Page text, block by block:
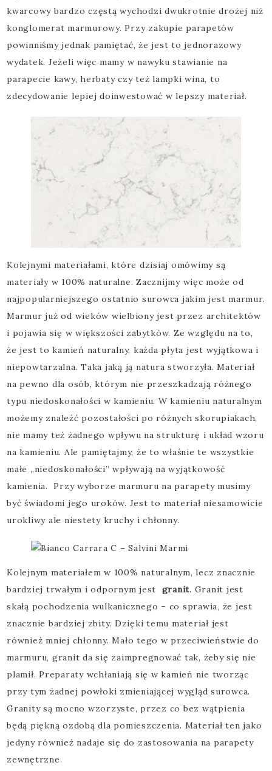
kwarcowy bardzo częstą wychodzi dwukrotnie drożej niż
konglomerat marmurowy. Przy zakupie parapetów
powinniśmy jednak pamiętać, że jest to jednorazowy
wydatek. Jeżeli więc mamy w nawyku stawianie na
parapecie kawy, herbaty czy też lampki wina, to
zdecydowanie lepiej doinwestować w lepszy materiał.
Kolejnymi materiałami, które dzisiaj omówimy są
materiały w 100% naturalne. Zacznijmy więc może od
najpopularniejszego ostatnio surowca jakim jest marmur.
Marmur już od wieków wielbiony jest przez architektów
i pojawia się w większości zabytków. Ze względu na to,
że jest to kamień naturalny, każda płyta jest wyjątkowa i
niepowtarzalna. Taka jaką ją natura stworzyła. Materiał
na pewno dla osób, którym nie przeszkadzają różnego
typu niedoskonałości w kamieniu. W kamieniu naturalnym
możemy znaleźć pozostałości po różnych skorupiakach,
nie mamy też żadnego wpływu na strukturę i układ wzoru
na kamieniu. Ale pamiętajmy, że to właśnie te wszystkie
małe „niedoskonałości” wpływają na wyjątkowość
kamienia. Przy wyborze marmuru na parapety musimy
być świadomi jego uroków. Jest to materiał niesamowicie
urokliwy ale niestety kruchy i chłonny.
Kolejnym materiałem w 100% naturalnym, lecz znacznie
bardziej trwałym i odpornym jest granit. Granit jest
skałą pochodzenia wulkanicznego – co sprawia, że jest
znacznie bardziej zbity. Dzięki temu materiał jest
również mniej chłonny. Mało tego w przeciwieństwie do
marmuru, granit da się zaimpregnować tak, żeby się nie
plamił. Preparaty wchłaniają się w kamień nie tworząc
przy tym żadnej powłoki zmieniającej wygląd surowca.
Granity są mocno wzorzyste, przez co bez wątpienia
będą piękną ozdobą dla pomieszczenia. Materiał ten jako
jedyny również nadaje się do zastosowania na parapety
zewnętrzne.